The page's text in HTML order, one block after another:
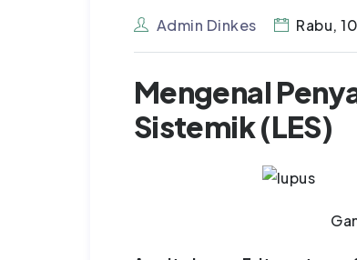
Admin Dinkes Rabu,
Mengenal
Sistemik (LES)